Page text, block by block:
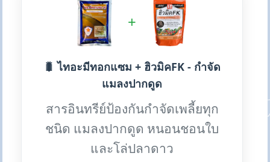
+
🐛 ไทอะมีทอกแซม + ฮิวมิคFK - กำจัด
แมลงปากดูด
สารอินทรีย์ป้องกันกำจัดเพลี้ยทุก
ชนิด แมลงปากดูด หนอนชอนใบ
และโล่ปลาดาว